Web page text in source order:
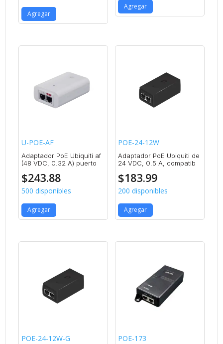
Agregar
Agregar
U-POE-AF
Adaptador PoE Ubiquiti af
(48 VDC, 0.32 A) puerto
$243.88
500 disponibles
Agregar
POE-24-12W
Adaptador PoE Ubiquiti de
24 VDC, 0.5 A, compatib
$183.99
200 disponibles
Agregar
POE-24-12W-G POE-173